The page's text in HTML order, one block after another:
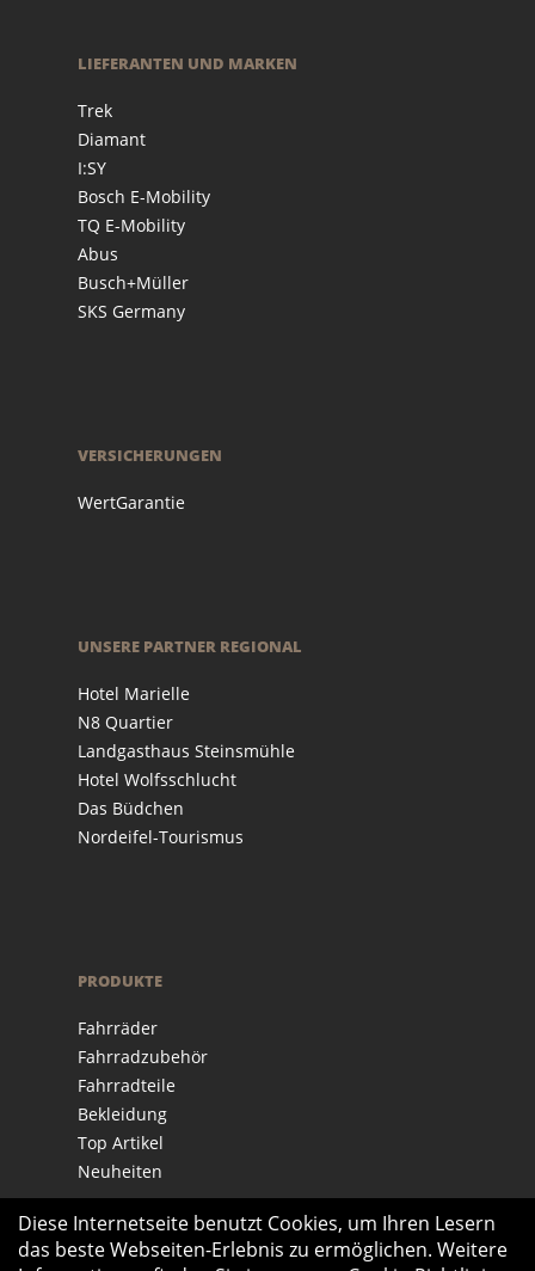
LIEFERANTEN UND MARKEN
Trek
Diamant
I:SY
Bosch E-Mobility
TQ E-Mobility
Abus
Busch+Müller
SKS Germany
VERSICHERUNGEN
WertGarantie
UNSERE PARTNER REGIONAL
Hotel Marielle
N8 Quartier
Landgasthaus Steinsmühle
Hotel Wolfsschlucht
Das Büdchen
Nordeifel-Tourismus
PRODUKTE
Fahrräder
Fahrradzubehör
Fahrradteile
Bekleidung
Top Artikel
Neuheiten
Diese Internetseite benutzt Cookies, um Ihren Lesern
das beste Webseiten-Erlebnis zu ermöglichen. Weitere